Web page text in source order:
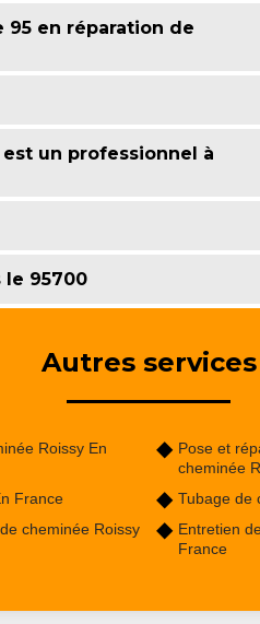
95 en réparation de
un professionnel à
le 95700
Autres services
Roissy En
France
cheminée Roissy
Pose et
cheminée
Tubage de
Entretien
France